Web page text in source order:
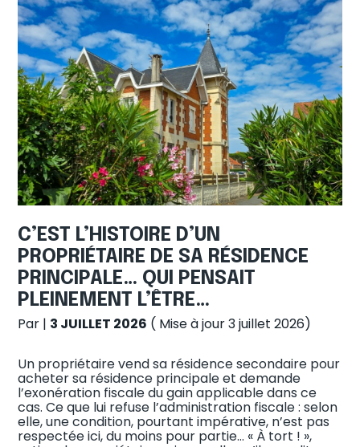
C’EST L’HISTOIRE D’UN
PROPRIÉTAIRE DE SA RÉSIDENCE
PRINCIPALE… QUI PENSAIT
PLEINEMENT L’ÊTRE…
Par | 3 JUILLET 2026 ( Mise à jour 3 juillet 2026)
Un propriétaire vend sa résidence secondaire pour
acheter sa résidence principale et demande
l’exonération fiscale du gain applicable dans ce
cas. Ce que lui refuse l’administration fiscale : selon
elle, une condition, pourtant impérative, n’est pas
respectée ici, du moins pour partie… « À tort ! »,